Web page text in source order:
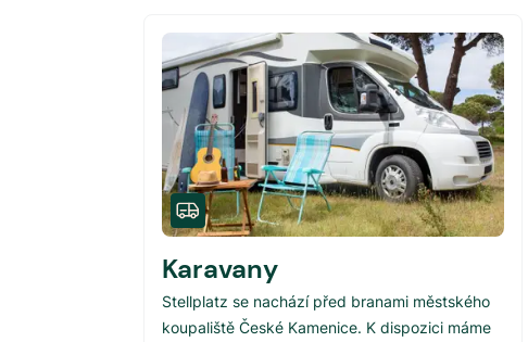
Karavany
Stellplatz se nachází před branami městského
koupaliště České Kamenice. K dispozici máme